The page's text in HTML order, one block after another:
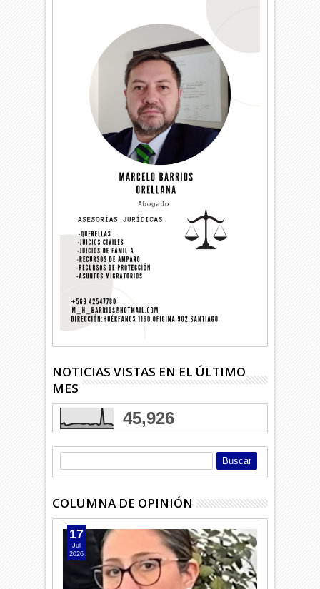
NOTICIAS VISTAS EN EL ÚLTIMO
MES
45,926
COLUMNA DE OPINIÓN
17
Jul
2026